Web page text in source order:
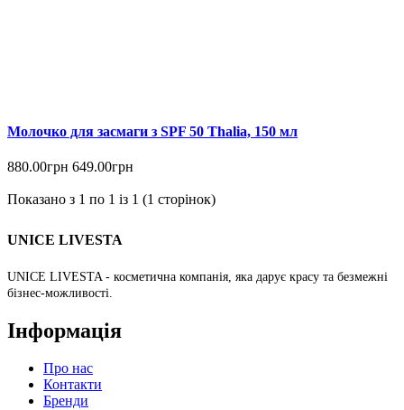
Молочко для засмаги з SPF 50 Thalia, 150 мл
880.00грн 649.00грн
Показано з 1 по 1 із 1 (1 сторінок)
UNICE LIVESTA
UNICE LIVESTA - косметична компанія, яка дарує красу та безмежні
бізнес-можливості.
Інформація
Про нас
Контакти
Бренди